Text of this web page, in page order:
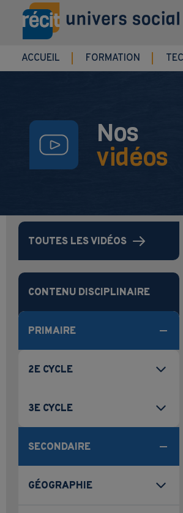
Aller au contenu principal
ACCUEIL FORMATION
Nos
vidéos
TOUTES LES VIDÉOS
CONTENU DISCIPLINAIRE
PRIMAIRE
2E CYCLE
3E CYCLE
SECONDAIRE
GÉOGRAPHIE